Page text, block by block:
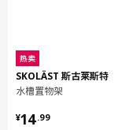
热卖
SKOLÄST 斯古莱斯特
水槽置物架
¥14.99
¥ 14.99